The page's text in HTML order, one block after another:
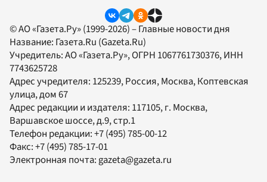
© АО «Газета.Ру» (1999-2026) – Главные новости дня
Название: Газета.Ru (Gazeta.Ru)
Учредитель:АО «Газета.Ру», ОГРН 1067761730376, ИНН
7743625728
Адрес учредителя: 125239, Россия, Москва, Коптевская
улица, дом 67
Адрес редакции и издателя: 117105, г. Москва,
Варшавское шоссе, д.9, стр.1
Телефон редакции:+7 (495) 785-00-12
Факс:+7 (495) 785-17-01
Электронная почта: gazeta@gazeta.ru